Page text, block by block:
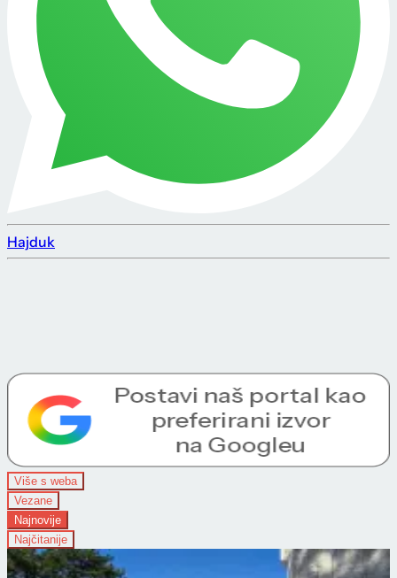
Hajduk
Više s weba
Vezane
Najnovije
Najčitanije